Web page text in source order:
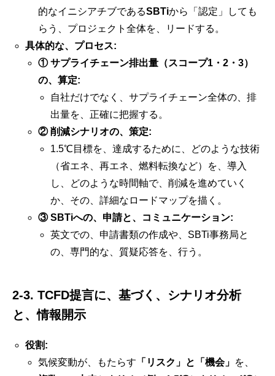
的なイニシアチブであるSBTiから「認定」しても
らう、プロジェクト全体を、リードする。
具体的な、プロセス:
① サプライチェーン排出量（スコープ1・2・3）
の、算定:
自社だけでなく、サプライチェーン全体の、排
出量を、正確に把握する。
② 削減シナリオの、策定:
1.5℃目標を、達成するために、どのような技術
（省エネ、再エネ、燃料転換など）を、導入
し、どのような時間軸で、削減を進めていく
か、その、詳細なロードマップを描く。
③ SBTiへの、申請と、コミュニケーション:
英文での、申請書類の作成や、SBTi事務局と
の、専門的な、質疑応答を、行う。
2-3. TCFD提言に、基づく、シナリオ分析
と、情報開示
役割:
気候変動が、もたらす 「リスク」と「機会」 を、